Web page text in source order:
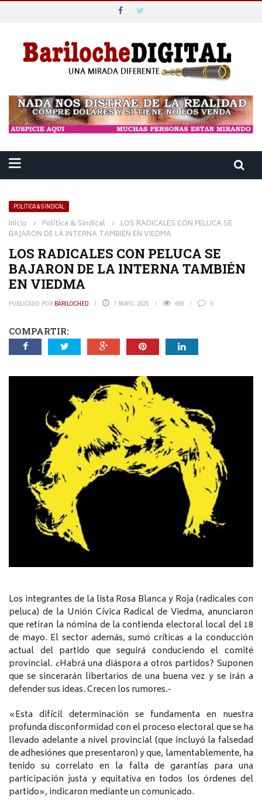
POLÍTICA & SINDICAL
Inicio › Política & Sindical › LOS RADICALES CON PELUCA SE
BAJARON DE LA INTERNA TAMBIÉN EN VIEDMA
LOS RADICALES CON PELUCA SE
BAJARON DE LA INTERNA TAMBIÉN
EN VIEDMA
PUBLICADO POR BARILOCHED 7 MAYO, 2025 690 0
COMPARTIR:
Los integrantes de la lista Rosa Blanca y Roja (radicales con
peluca) de la Unión Cívica Radical de Viedma, anunciaron
que retiran la nómina de la contienda electoral local del 18
de mayo. El sector además, sumó críticas a la conducción
actual del partido que seguirá conduciendo el comité
provincial. ¿Habrá una diáspora a otros partidos? Suponen
que se sincerarán libertarios de una buena vez y se irán a
defender sus ideas. Crecen los rumores.-
«Esta difícil determinación se fundamenta en nuestra
profunda disconformidad con el proceso electoral que se ha
llevado adelante a nivel provincial (que incluyó la falsedad
de adhesiónes que presentaron) y que, lamentablemente, ha
tenido su correlato en la falta de garantías para una
participación justa y equitativa en todos los órdenes del
partido», indicaron mediante un comunicado.